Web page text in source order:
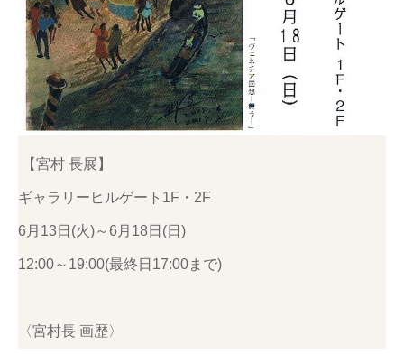
【宮村 長展】
ギャラリーヒルゲート1F・2F
6月13日(火)～6月18日(日)
12:00～19:00(最終日17:00まで)
〈宮村長 画歴〉